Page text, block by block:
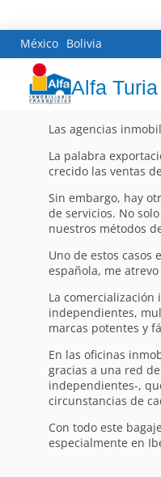
México Bolivia
Alfa Turia
Las agencias
La palabra
crecido las ventas
Sin embargo, hay
de servicios. No
nuestros métodos
Uno de estos
española, me
La
independientes,
marcas potentes y
En las oficinas
gracias a una red
independientes-,
circunstancias de
Con todo este
especialmente en